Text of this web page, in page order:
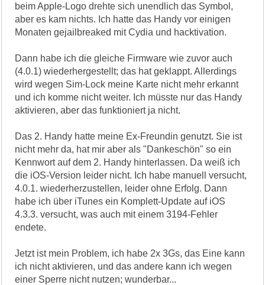
beim Apple-Logo drehte sich unendlich das Symbol,
aber es kam nichts. Ich hatte das Handy vor einigen
Monaten gejailbreaked mit Cydia und hacktivation.
Dann habe ich die gleiche Firmware wie zuvor auch
(4.0.1) wiederhergestellt; das hat geklappt. Allerdings
wird wegen Sim-Lock meine Karte nicht mehr erkannt
und ich komme nicht weiter. Ich müsste nur das Handy
aktivieren, aber das funktioniert ja nicht.
Das 2. Handy hatte meine Ex-Freundin genutzt. Sie ist
nicht mehr da, hat mir aber als "Dankeschön" so ein
Kennwort auf dem 2. Handy hinterlassen. Da weiß ich
die iOS-Version leider nicht. Ich habe manuell versucht,
4.0.1. wiederherzustellen, leider ohne Erfolg. Dann
habe ich über iTunes ein Komplett-Update auf iOS
4.3.3. versucht, was auch mit einem 3194-Fehler
endete.
Jetzt ist mein Problem, ich habe 2x 3Gs, das Eine kann
ich nicht aktivieren, und das andere kann ich wegen
einer Sperre nicht nutzen; wunderbar...